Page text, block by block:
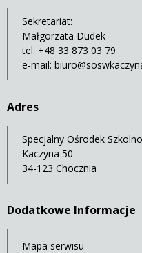
Sekretariat:
Małgorzata Dudek
tel. +48 33 873 03 79
e-mail:
Adres
Specjalny Ośrodek
Kaczyna 50
34-123 Chocznia
Dodatkowe Informacje
Mapa serwisu